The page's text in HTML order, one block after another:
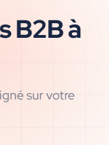
B2B à
sur votre